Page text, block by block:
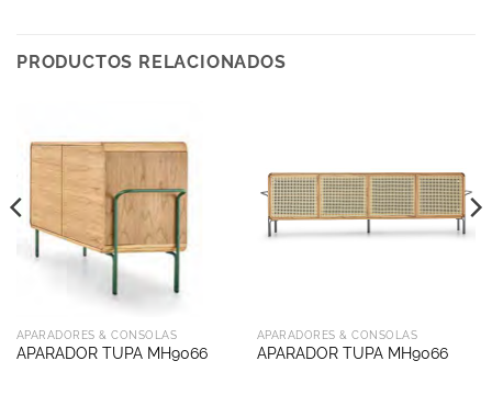
PRODUCTOS RELACIONADOS
APARADORES & CONSOLAS
APARADOR TUPA MH9066
APARADORES & CONSOLAS
APARADOR TUPA MH9066